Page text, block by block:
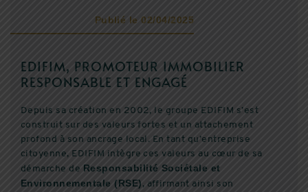
Publié le 02/04/2025
EDIFIM, PROMOTEUR IMMOBILIER
RESPONSABLE ET ENGAGÉ
Depuis sa création en 2002, le groupe EDIFIM s’est
construit sur des valeurs fortes et un attachement
profond à son ancrage local. En tant qu’entreprise
citoyenne, EDIFIM intègre ces valeurs au cœur de sa
démarche de Responsabilité Sociétale et
Environnementale (RSE), affirmant ainsi son